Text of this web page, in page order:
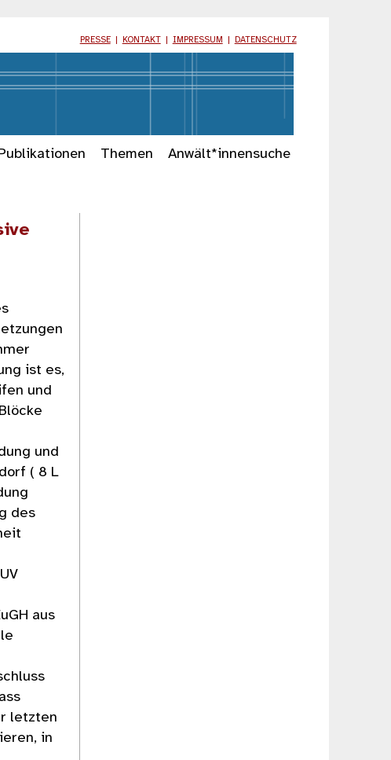
PRESSE| KONTAKT IMPRESSUM DATENSCHUTZ
Themen Anwält*innensuche
ist es,
und
und
( 8 L
des
aus
letzten
in